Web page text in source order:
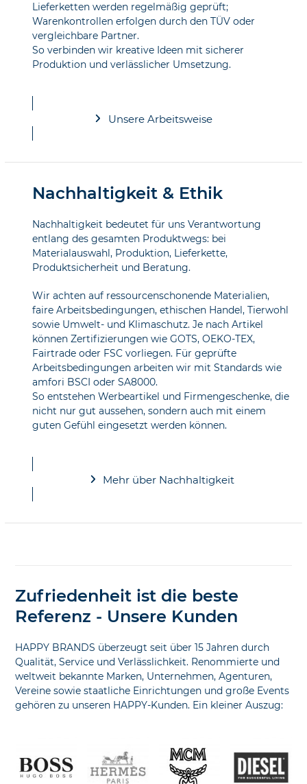
Lieferketten werden regelmäßig geprüft;
Warenkontrollen erfolgen durch den TÜV oder
vergleichbare Partner.
So verbinden wir kreative Ideen mit sicherer
Produktion und verlässlicher Umsetzung.
Unsere Arbeitsweise
Nachhaltigkeit & Ethik
Nachhaltigkeit bedeutet für uns Verantwortung
entlang des gesamten Produktwegs: bei
Materialauswahl, Produktion, Lieferkette,
Produktsicherheit und Beratung.
Wir achten auf ressourcenschonende Materialien,
faire Arbeitsbedingungen, ethischen Handel, Tierwohl
sowie Umwelt- und Klimaschutz. Je nach Artikel
können Zertifizierungen wie GOTS, OEKO-TEX,
Fairtrade oder FSC vorliegen. Für geprüfte
Arbeitsbedingungen arbeiten wir mit Standards wie
amfori BSCI oder SA8000.
So entstehen Werbeartikel und Firmengeschenke, die
nicht nur gut aussehen, sondern auch mit einem
guten Gefühl eingesetzt werden können.
Mehr über Nachhaltigkeit
Zufriedenheit ist die beste
Referenz - Unsere Kunden
HAPPY BRANDS überzeugt seit über 15 Jahren durch
Qualität, Service und Verlässlichkeit. Renommierte und
weltweit bekannte Marken, Unternehmen, Agenturen,
Vereine sowie staatliche Einrichtungen und große Events
gehören zu unseren HAPPY-Kunden. Ein kleiner Auszug:
the
left